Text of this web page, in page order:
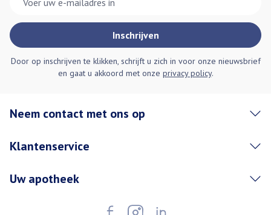
Inschrijven
Door op inschrijven te klikken, schrijft u zich in voor onze nieuwsbrief
en gaat u akkoord met onze privacy policy.
Neem contact met ons op
Klantenservice
Uw apotheek